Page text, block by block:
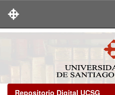
Repositorio Digital UCSG